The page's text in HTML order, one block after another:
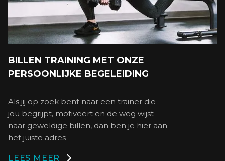
BILLEN TRAINING MET ONZE
PERSOONLIJKE BEGELEIDING
Als jij op zoek bent naar een trainer die
jou begrijpt, motiveert en de weg wijst
naar geweldige billen, dan ben je hier aan
het juiste adres
LEES MEER 